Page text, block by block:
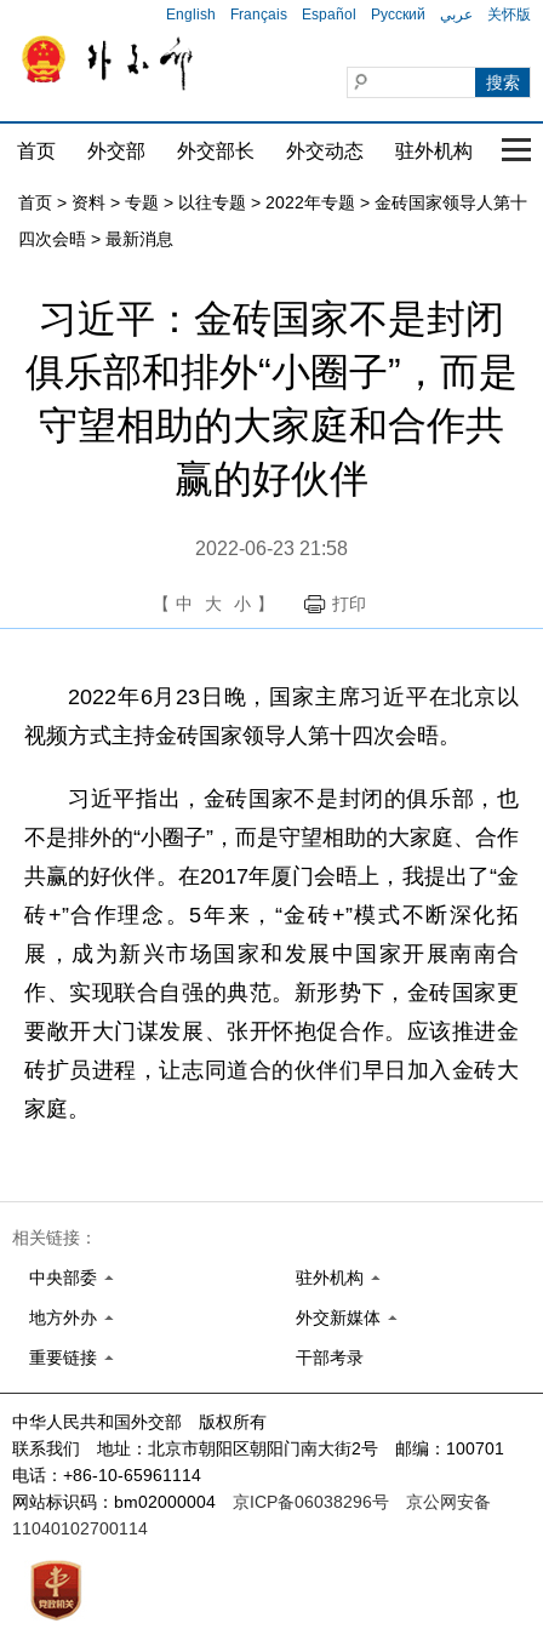
English Français Español Русский عربي 关怀版
首页 外交部 外交部长 外交动态 驻外机构 国
首页 > 资料 > 专题 > 以往专题 > 2022年专题 > 金砖国家领导人第十
四次会晤 > 最新消息
习近平：金砖国家不是封闭
俱乐部和排外“小圈子”，而是
守望相助的大家庭和合作共
赢的好伙伴
2022-06-23 21:58
【 中 大 小 】 打印
2022年6月23日晚，国家主席习近平在北京以
视频方式主持金砖国家领导人第十四次会晤。
习近平指出，金砖国家不是封闭的俱乐部，也
不是排外的“小圈子”，而是守望相助的大家庭、合作
共赢的好伙伴。在2017年厦门会晤上，我提出了“金
砖+”合作理念。5年来，“金砖+”模式不断深化拓
展，成为新兴市场国家和发展中国家开展南南合
作、实现联合自强的典范。新形势下，金砖国家更
要敞开大门谋发展、张开怀抱促合作。应该推进金
砖扩员进程，让志同道合的伙伴们早日加入金砖大
家庭。
相关链接：
中央部委 驻外机构
地方外办 外交新媒体
重要链接 干部考录
中华人民共和国外交部 版权所有
联系我们 地址：北京市朝阳区朝阳门南大街2号 邮编：100701
电话：+86-10-65961114
网站标识码：bm02000004 京ICP备06038296号
京公网安备
11040102700114